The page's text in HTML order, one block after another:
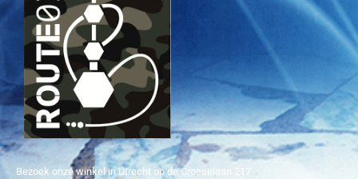
Bezoek onze winkel in Utrecht op de Croeselaan 217